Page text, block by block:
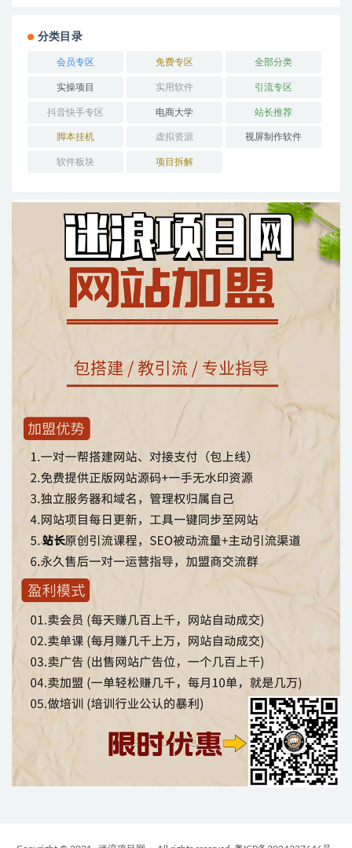
分类目录
会员专区 免费专区 全部分类
实操项目 实用软件 引流专区
抖音快手专区 电商大学 站长推荐
脚本挂机 虚拟资源 视屏制作软件
软件板块 项目拆解